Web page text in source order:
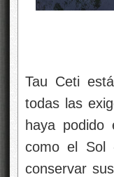
Tau Ceti
todas las
haya podido
como el Sol
conservar